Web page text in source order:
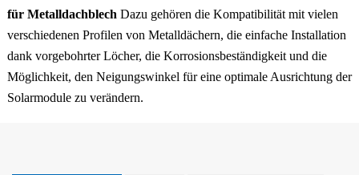
für Metalldachblech Dazu gehören die Kompatibilität mit vielen
verschiedenen Profilen von Metalldächern, die einfache Installation
dank vorgebohrter Löcher, die Korrosionsbeständigkeit und die
Möglichkeit, den Neigungswinkel für eine optimale Ausrichtung der
Solarmodule zu verändern.